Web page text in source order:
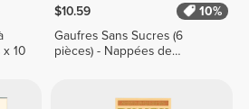
10
$10.59
10%
Gaufres Sans Sucres (6
pièces) - Nappées de